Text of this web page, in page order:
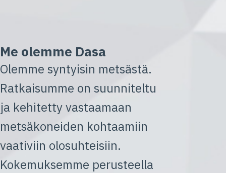
Me olemme Dasa
Olemme syntyisin metsästä.
Ratkaisumme on suunniteltu
ja kehitetty vastaamaan
metsäkoneiden kohtaamiin
vaativiin olosuhteisiin.
Kokemuksemme perusteella